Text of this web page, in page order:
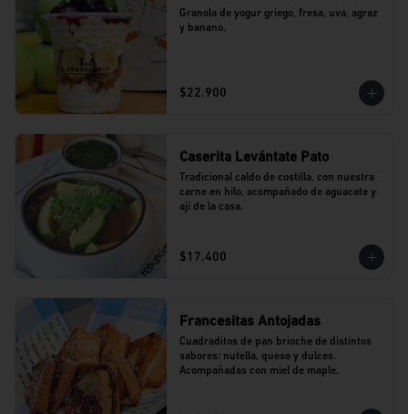
Granola de yogur griego, fresa, uva, agraz
y banano.
$22.900
Caserita Levántate Pato
Tradicional caldo de costilla, con nuestra
carne en hilo, acompañado de aguacate y
ají de la casa.
$17.400
Francesitas Antojadas
Cuadraditos de pan brioche de distintos
sabores: nutella, queso y dulces.
Acompañadas con miel de maple.